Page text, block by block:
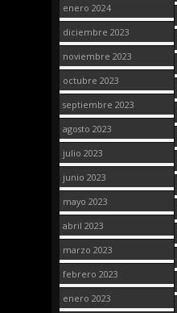
enero 2024
diciembre 2023
noviembre 2023
octubre 2023
septiembre 2023
agosto 2023
julio 2023
junio 2023
mayo 2023
abril 2023
marzo 2023
febrero 2023
enero 2023